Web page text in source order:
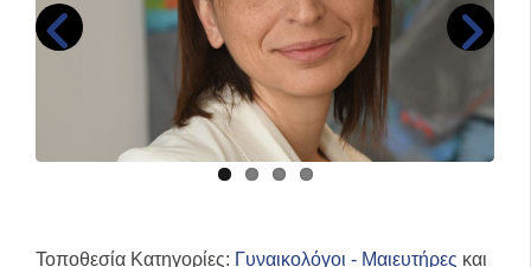
Τοποθεσία Κατηγορίες: Γυναικολόγοι - Μαιευτήρες και